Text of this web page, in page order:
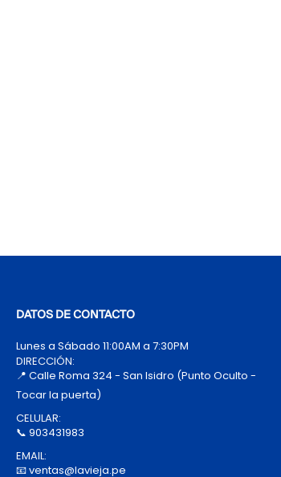
DATOS DE CONTACTO
Lunes a Sábado 11:00AM a 7:30PM
DIRECCIÓN:
📍 Calle Roma 324 - San Isidro (Punto Oculto -
Tocar la puerta)
CELULAR:
📞 903431983
EMAIL:
📧 ventas@lavieja.pe